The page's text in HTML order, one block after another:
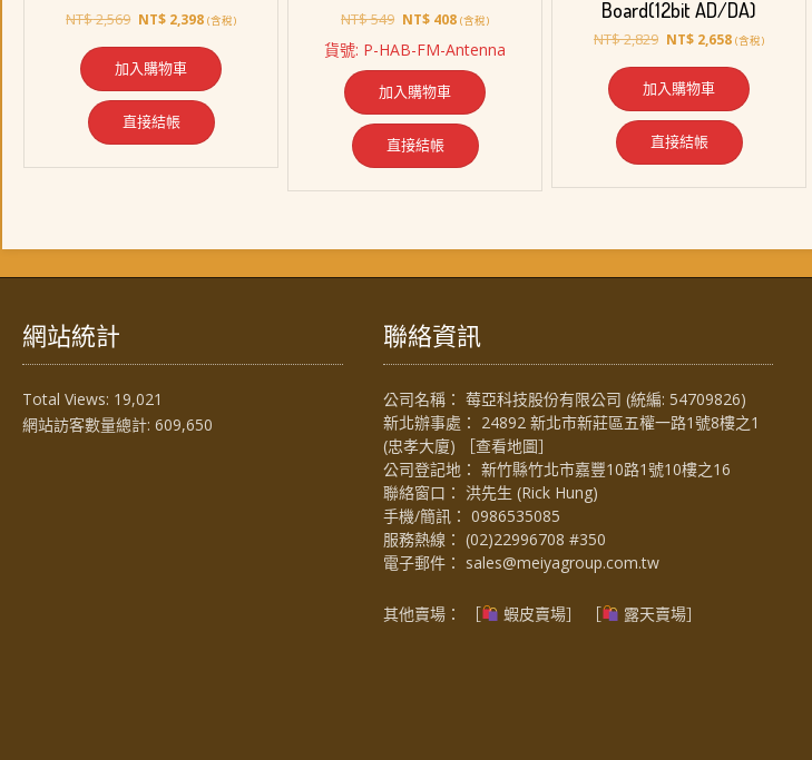
NT$2,569 原
格：
NT$ 2,569。
NT$ 2,398目
價
格：
NT$ 2,398。
(含稅)
加入購物車
直接結帳
NT$549 原
價
NT$ 549。
NT$ 408目
價
格：
NT$ 408。
(含稅)
貨號: P-HAB-FM-Antenna
加入購物車
直接結帳
Board(12bit AD/DA)
NT$2,829 原
格：
NT$ 2,829。
NT$ 2,658目
價
格：
NT$ 2,658。
(含稅)
加入購物車
直接結帳
網站統計
Total Views: 19,021
網站訪客數量總計: 609,650
聯絡資訊
公司名稱： 莓亞科技股份有限公司 (統編: 54709826)
新北辦事處： 24892 新北市新莊區五權一路1號8樓之1
(忠孝大廈) ［查看地圖］
公司登記地： 新竹縣竹北市嘉豐10路1號10樓之16
聯絡窗口： 洪先生 (Rick Hung)
手機/簡訊： 0986535085
服務熱線： (02)22996708 #350
電子郵件： sales@meiyagroup.com.tw
其他賣場： ［ 蝦皮賣場］ ［ 露天賣場］